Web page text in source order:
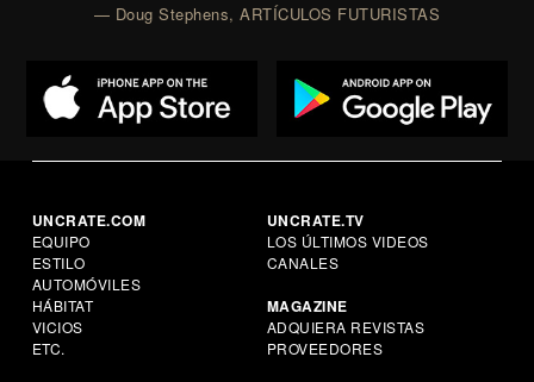
— Doug Stephens, ARTÍCULOS FUTURISTAS
UNCRATE.COM
EQUIPO
ESTILO
AUTOMÓVILES
HÁBITAT
VICIOS
ETC.
UNCRATE.TV
LOS ÚLTIMOS VIDEOS
CANALES
MAGAZINE
ADQUIERA REVISTAS
PROVEEDORES